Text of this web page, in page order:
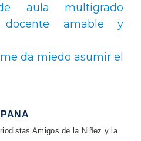
aula multigrado
amable y
da miedo asumir el
Amigos de la Niñez y la